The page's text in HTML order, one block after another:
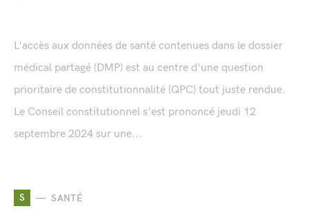
L'accès aux données de santé contenues dans le dossier
médical partagé (DMP) est au centre d'une question
prioritaire de constitutionnalité (QPC) tout juste rendue.
Le Conseil constitutionnel s'est prononcé jeudi 12
septembre 2024 sur une...
S SANTÉ